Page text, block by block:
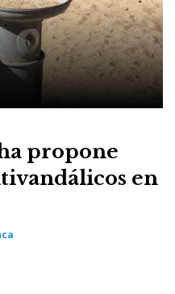
propone
en